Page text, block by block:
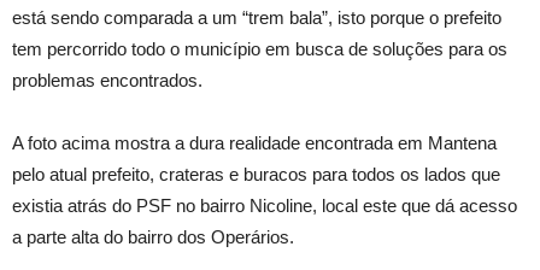
está sendo comparada a um “trem bala”, isto porque o prefeito
tem percorrido todo o município em busca de soluções para os
problemas encontrados.
A foto acima mostra a dura realidade encontrada em Mantena
pelo atual prefeito, crateras e buracos para todos os lados que
existia atrás do PSF no bairro Nicoline, local este que dá acesso
a parte alta do bairro dos Operários.